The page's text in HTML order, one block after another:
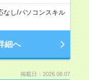
なし/パソコンスキル
細へ
掲載日：2026.08.07